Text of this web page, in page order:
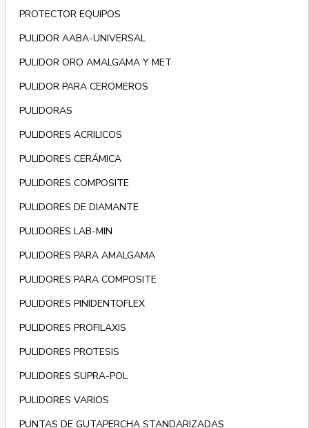
PROTECTOR EQUIPOS
PULIDOR AABA-UNIVERSAL
PULIDOR ORO AMALGAMA Y MET
PULIDOR PARA CEROMEROS
PULIDORAS
PULIDORES ACRILICOS
PULIDORES CERÁMICA
PULIDORES COMPOSITE
PULIDORES DE DIAMANTE
PULIDORES LAB-MIN
PULIDORES PARA AMALGAMA
PULIDORES PARA COMPOSITE
PULIDORES PINIDENTOFLEX
PULIDORES PROFILAXIS
PULIDORES PROTESIS
PULIDORES SUPRA-POL
PULIDORES VARIOS
PUNTAS DE GUTAPERCHA STANDARIZADAS